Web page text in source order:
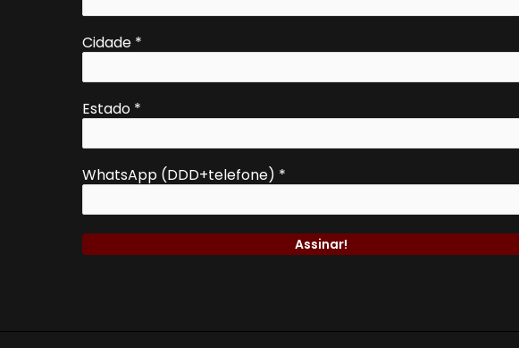
Cidade *
Estado *
WhatsApp (DDD+telefone) *